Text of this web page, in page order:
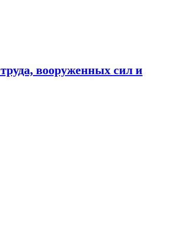
вооруженных сил и